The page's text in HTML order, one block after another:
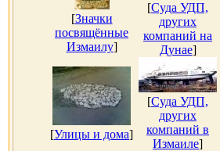
[Значки
посвящённые
Измаилу]
[Суда УДП,
других
компаний на
Дунае]
[Улицы и дома]
[Суда УДП,
других
компаний в
Измаиле]